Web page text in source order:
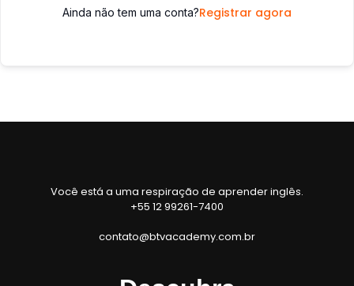
Ainda não tem uma conta?Registrar agora
Você está a uma respiração de aprender inglês.
+55 12 99261-7400
contato@btvacademy.com.br